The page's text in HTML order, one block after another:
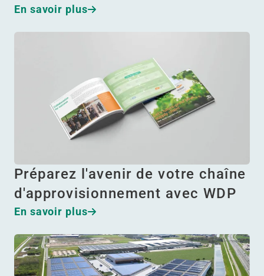
En savoir plus
Préparez l'avenir de votre chaîne
d'approvisionnement avec WDP
En savoir plus